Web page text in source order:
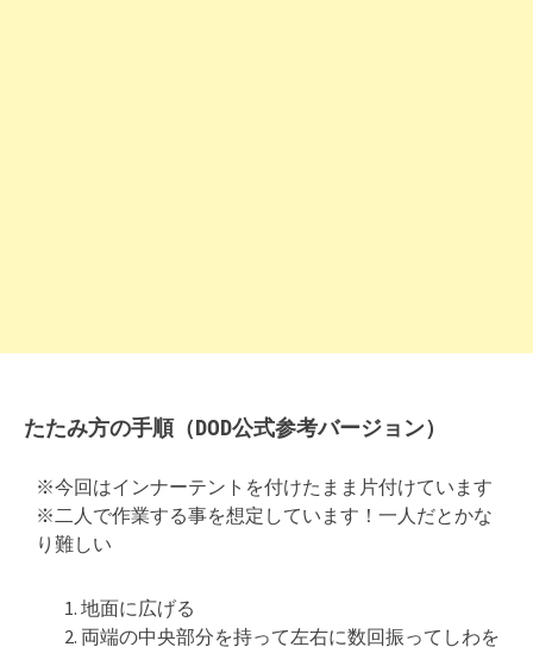
たたみ方の手順（DOD公式参考バージョン）
※今回はインナーテントを付けたまま片付けています
※二人で作業する事を想定しています！一人だとかな
り難しい
地面に広げる
両端の中央部分を持って左右に数回振ってしわを